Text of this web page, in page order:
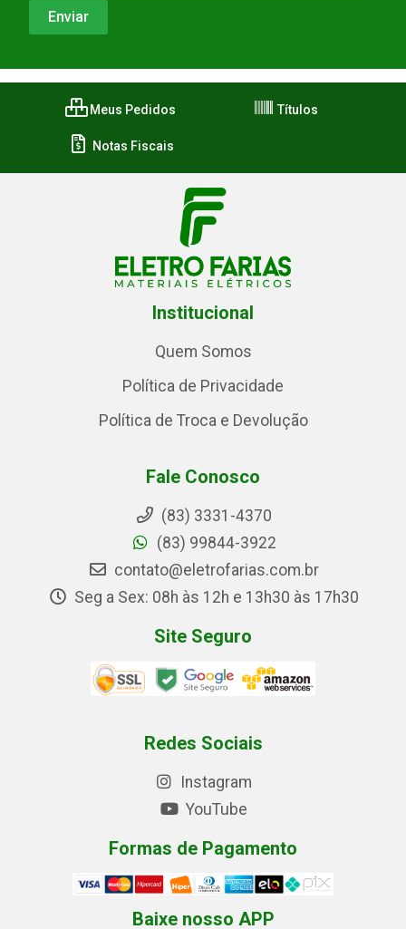
Meus Pedidos Títulos
Notas Fiscais
Institucional
Quem Somos
Política de Privacidade
Política de Troca e Devolução
Fale Conosco
(83) 3331-4370
(83) 99844-3922
contato@eletrofarias.com.br
Seg a Sex: 08h às 12h e 13h30 às 17h30
Site Seguro
Redes Sociais
Instagram
YouTube
Formas de Pagamento
Baixe nosso APP